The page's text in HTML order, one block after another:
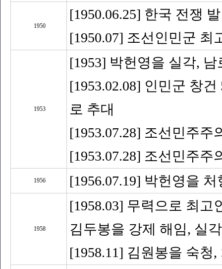
1950
[1950.06.25] 한국 전쟁
[1950.07] 조선인민군 최
1953
[1953] 박헌영을 실각,
[1953.02.08] 인민군 창
로 추대
[1953.07.28] 조선민주
[1953.07.28] 조선민주
1956 [1956.07.19] 박헌영을 처
1958
[1958.03] 무력으로 최
김두봉을 강제 해임, 실
[1958.11] 김원봉을 숙청,